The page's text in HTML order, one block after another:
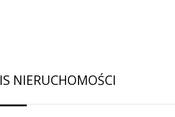
NIERUCHOMOŚCI